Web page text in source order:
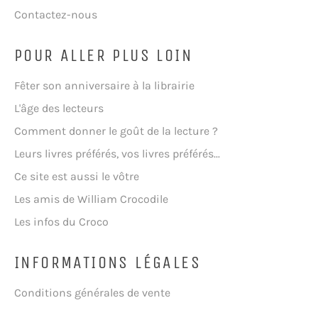
Contactez-nous
POUR ALLER PLUS LOIN
Fêter son anniversaire à la librairie
L'âge des lecteurs
Comment donner le goût de la lecture ?
Leurs livres préférés, vos livres préférés...
Ce site est aussi le vôtre
Les amis de William Crocodile
Les infos du Croco
INFORMATIONS LÉGALES
Conditions générales de vente